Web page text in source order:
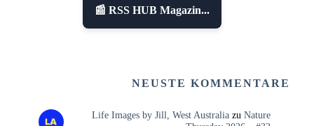
📰 RSS HUB Magazin...
NEUSTE KOMMENTARE
Life Images by Jill, West Australiazu Nature